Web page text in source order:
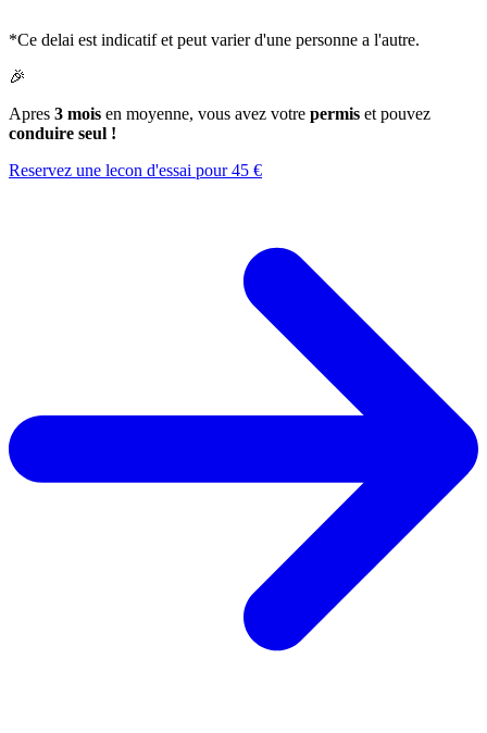
*Ce delai est indicatif et peut varier d'une personne a l'autre.
🎉
Apres 3 mois en moyenne, vous avez votre permis et pouvez
conduire seul !
Reservez une lecon d'essai pour 45 €